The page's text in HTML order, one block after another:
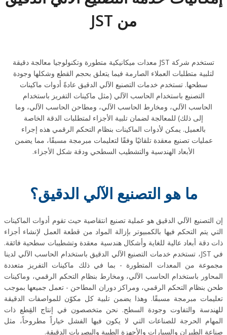
من JST
تستخدم شركة JST معدات ميكانيكية متطورة وتكنولوجيا معالجة دقيقة
لتلبية متطلبات العملاء الصارمة فيما يتعلق بحجم القطع وشكلها وجودة
سطحها. تستخدم خدمات التصنيع الآلي الدقيق عادةً أدوات ماكينات
التصنيع باستخدام الحاسب الآلي (مثل ماكينات التفريز باستخدام
الحاسب الآلي، ومخارط الحاسب الآلي، ومطاحن الحاسب الآلي، وما
إلى ذلك) للمعالجة لضمان تلبية الأجزاء لمتطلبات الدقة الخاصة
بالعميل. يمكن لأدوات الماكينات بنظام التحكم الرقمي هذه إجراء
عمليات تصنيع معقدة تلقائيًا وفقًا لتعليمات مبرمجة مسبقًا، مما يضمن
الأبعاد الهندسية والتشطيب السطحي ودقة شكل الأجزاء.
ما هو التصنيع الآلي الدقيق؟
إن التصنيع الآلي الدقيق هو عملية تصنيع انتقاصية حيث تقوم أدوات الماكينات
التي يتم التحكم فيها بالكمبيوتر بإزالة المواد من قطعة العمل لإنشاء أجزاء
ذات دقة أبعاد عالية للغاية وأشكال هندسية معقدة وتشطيبات سطحية فائقة.
في JST، تستخدم خدمات التصنيع الآلي الدقيق باستخدام الحاسب الآلي لدينا
مجموعة من المعدات المتطورة - بما في ذلك ماكينات التفريز متعددة
المحاور باستخدام الحاسب الآلي، ومخارط بنظام التحكم الرقمي، وماكينات
طحن بنظام التحكم الرقمي، ومراكز دوران المطاحن - تعمل جميعها بموجب
تعليمات مبرمجة مسبقًا. وهذا يضمن تلبية كل مكوّن للمواصفات الدقيقة
للهندسة والتفاوت وجودة السطح. نحن متخصصون في إنتاج القِطع ذات
المهام الحرجة للصناعات التي لا يكون فيها الفشل خياراً مطروحاً، مثل
صناعة الطيران والسيارات والأجهزة الطبية والبصريات الدقيقة.